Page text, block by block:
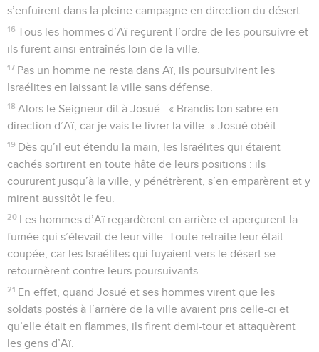
s’enfuirent dans la pleine campagne en direction du désert.
16 Tous les hommes d’Aï reçurent l’ordre de les poursuivre et
ils furent ainsi entraînés loin de la ville.
17 Pas un homme ne resta dans Aï, ils poursuivirent les
Israélites en laissant la ville sans défense.
18 Alors le Seigneur dit à Josué : « Brandis ton sabre en
direction d’Aï, car je vais te livrer la ville. » Josué obéit.
19 Dès qu’il eut étendu la main, les Israélites qui étaient
cachés sortirent en toute hâte de leurs positions : ils
coururent jusqu’à la ville, y pénétrèrent, s’en emparèrent et y
mirent aussitôt le feu.
20 Les hommes d’Aï regardèrent en arrière et aperçurent la
fumée qui s’élevait de leur ville. Toute retraite leur était
coupée, car les Israélites qui fuyaient vers le désert se
retournèrent contre leurs poursuivants.
21 En effet, quand Josué et ses hommes virent que les
soldats postés à l’arrière de la ville avaient pris celle-ci et
qu’elle était en flammes, ils firent demi-tour et attaquèrent
les gens d’Aï.